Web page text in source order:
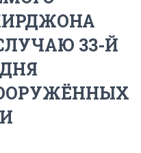
33-Й